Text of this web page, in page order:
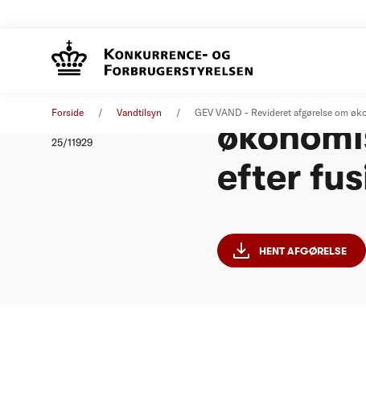
Forside Vandtilsyn GEV VAND - Revideret afgørelse om
25/11929
efter
HENT AFGØRELSE